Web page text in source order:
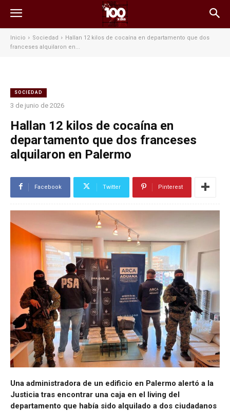
Inicio Sociedad
Hallan 12 kilos de cocaína en departamento que dos
franceses alquilaron en...
SOCIEDAD
3 de junio de 2026
Hallan 12 kilos de cocaína en
departamento que dos franceses
alquilaron en Palermo
Facebook Twitter Pinterest
Una administradora de un edificio en Palermo alertó a la
Justicia tras encontrar una caja en el living del
departamento que había sido alquilado a dos ciudadanos